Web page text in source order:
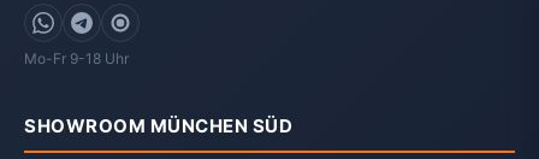
WhatsApp
Telegram
Signal
Mo-Fr 9-18 Uhr
SHOWROOM MÜNCHEN SÜD